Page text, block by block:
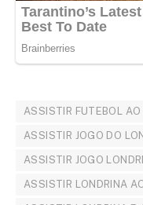
ASSISTIR FUTEBOL AO
ASSISTIR JOGO DO
ASSISTIR JOGO
ASSISTIR LONDRINA